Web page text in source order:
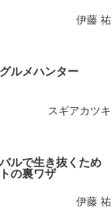
伊藤 祐
ルメハンター
スギアカツキ
ルで生き抜くため
の裏ワザ
伊藤 祐